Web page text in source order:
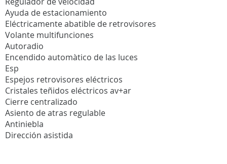
Ayuda de estacionamiento
Eléctricamente abatible de retrovisores
Volante multifunciones
Autoradio
Encendido automàtico de las luces
Esp
Espejos retrovisores eléctricos
Cristales teñidos eléctricos av+ar
Cierre centralizado
Asiento de atras regulable
Antiniebla
Dirección asistida